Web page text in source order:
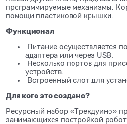
программируемые механизмы.
помощи пластиковой крышки.
Функционал
Питание осуществляется
адаптера или через USB.
Несколько портов для
устройств.
Встроенный слот для
Для кого это создано?
Ресурсный набор «Трекдуино»
занимающихся постройкой